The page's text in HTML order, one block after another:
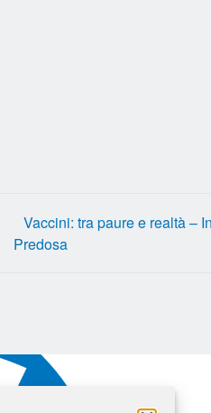
Vaccini: tra paure e realtà –
Predosa